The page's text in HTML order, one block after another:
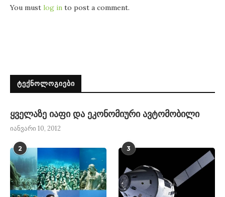
You must log in to post a comment.
ᲢᲔᲥᲜᲝᲚᲝᲒᲘᲔᲑᲘ
ყველაზე იაფი და ეკონომიური ავტომობილი
იანვარი 10, 2012
2 3